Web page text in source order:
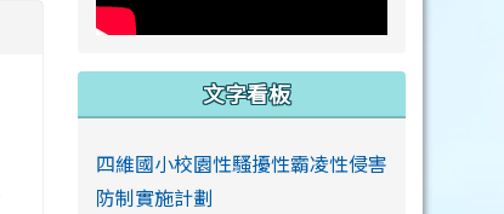
文字看板
四維國小校園性騷擾性霸凌性侵害
防制實施計劃